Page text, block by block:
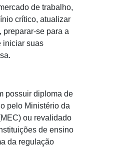
de trabalho,
crítico, atualizar
preparar-se para a
iniciar suas
possuir diploma de
pelo Ministério da
ou revalidado
de ensino
da regulação